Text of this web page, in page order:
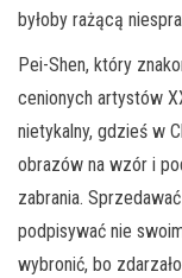
byłoby rażącą
Pei-Shen, który
cenionych artystów
nietykalny, gdzieś w
obrazów na wzór i
zabrania.
podpisywać nie
wybronić, bo